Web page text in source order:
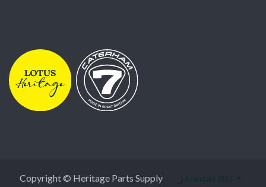
Copyright © Heritage Parts Supply Français (BE)